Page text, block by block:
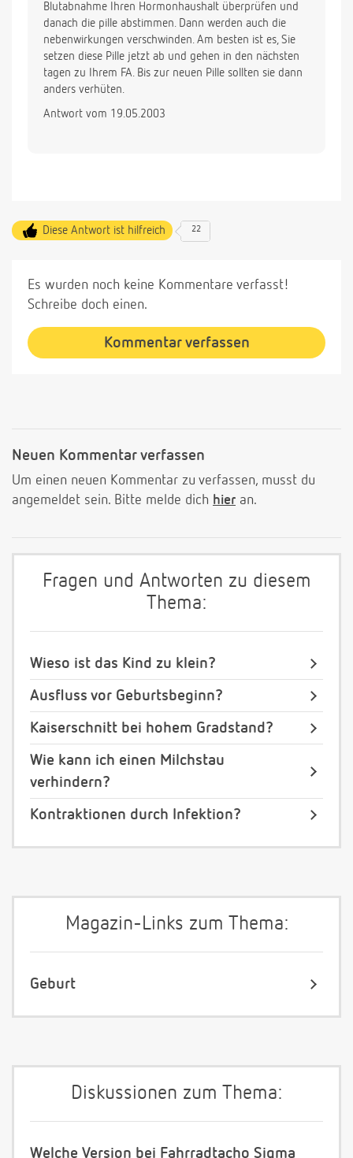
Blutabnahme Ihren Hormonhaushalt überprüfen und
danach die pille abstimmen. Dann werden auch die
nebenwirkungen verschwinden. Am besten ist es, Sie
setzen diese Pille jetzt ab und gehen in den nächsten
tagen zu Ihrem FA. Bis zur neuen Pille sollten sie dann
anders verhüten.
Antwort vom 19.05.2003
Diese Antwort ist hilfreich 22
Es wurden noch keine Kommentare verfasst!
Schreibe doch einen.
Kommentar verfassen
Neuen Kommentar verfassen
Um einen neuen Kommentar zu verfassen, musst du
angemeldet sein. Bitte melde dich hier an.
Fragen und Antworten zu diesem
Thema:
Wieso ist das Kind zu klein?
Ausfluss vor Geburtsbeginn?
Kaiserschnitt bei hohem Gradstand?
Wie kann ich einen Milchstau
verhindern?
Kontraktionen durch Infektion?
Magazin-Links zum Thema:
Geburt
Diskussionen zum Thema:
Welche Version bei Fahrradtacho Sigma